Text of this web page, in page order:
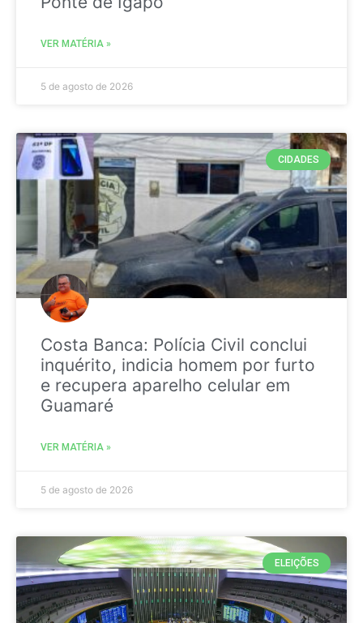
VER MATÉRIA »
5 de agosto de 2026
CIDADES
Costa Banca: Polícia Civil conclui
inquérito, indicia homem por furto
e recupera aparelho celular em
Guamaré
VER MATÉRIA »
5 de agosto de 2026
ELEIÇÕES